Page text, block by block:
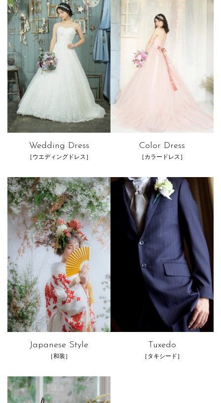
Wedding Dress
［ウエディングドレス］
Color Dress
［カラードレス］
Japanese Style
［和装］
Tuxedo
［タキシード］